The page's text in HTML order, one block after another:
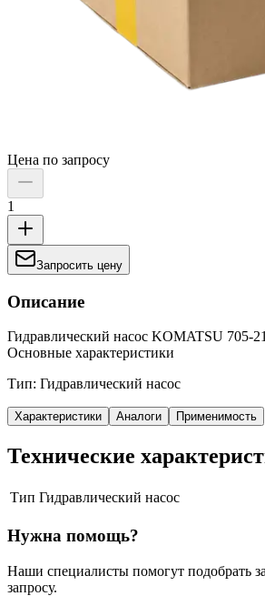
Цена по запросу
1
Запросить цену
Описание
Гидравлический насос KOMATSU 705-
Основные характеристики
Тип: Гидравлический насос
Характеристики Аналоги Применимость
Технические
Тип Гидравлический насос
Нужна помощь?
Наши специалисты помогут подобрать
запросу.